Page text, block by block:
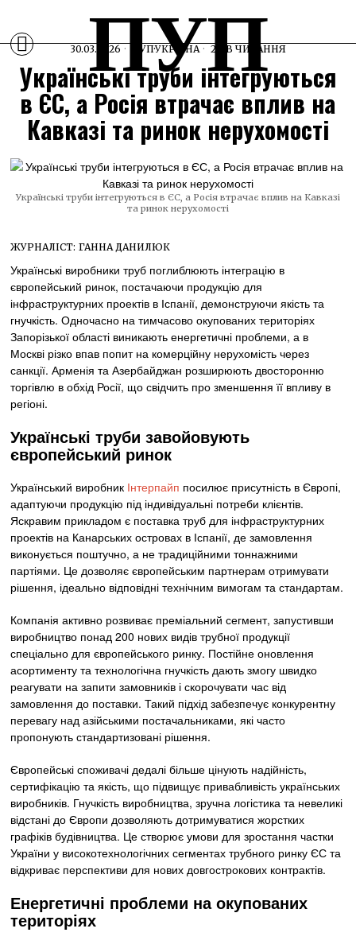
ПУП
30.03.2026 ПУП·УКРАЇНА 2 ХВ ЧИТАННЯ
Українські труби інтегруються
в ЄС, а Росія втрачає вплив на
Кавказі та ринок нерухомості
Українські труби інтегруються в ЄС, а Росія втрачає вплив на Кавказі
та ринок нерухомості
ЖУРНАЛІСТ: ГАННА ДАНИЛЮК
Українські виробники труб поглиблюють інтеграцію в
європейський ринок, постачаючи продукцію для
інфраструктурних проектів в Іспанії, демонструючи якість та
гнучкість. Одночасно на тимчасово окупованих територіях
Запорізької області виникають енергетичні проблеми, а в
Москві різко впав попит на комерційну нерухомість через
санкції. Арменія та Азербайджан розширюють двосторонню
торгівлю в обхід Росії, що свідчить про зменшення її впливу в
регіоні.
Українські труби завойовують
європейський ринок
Український виробник Інтерпайп посилює присутність в Європі,
адаптуючи продукцію під індивідуальні потреби клієнтів.
Яскравим прикладом є поставка труб для інфраструктурних
проектів на Канарських островах в Іспанії, де замовлення
виконується поштучно, а не традиційними тоннажними
партіями. Це дозволяє європейським партнерам отримувати
рішення, ідеально відповідні технічним вимогам та стандартам.
Компанія активно розвиває преміальний сегмент, запустивши
виробництво понад 200 нових видів трубної продукції
спеціально для європейського ринку. Постійне оновлення
асортименту та технологічна гнучкість дають змогу швидко
реагувати на запити замовників і скорочувати час від
замовлення до поставки. Такий підхід забезпечує конкурентну
перевагу над азійськими постачальниками, які часто
пропонують стандартизовані рішення.
Європейські споживачі дедалі більше цінують надійність,
сертифікацію та якість, що підвищує привабливість українських
виробників. Гнучкість виробництва, зручна логістика та невеликі
відстані до Європи дозволяють дотримуватися жорстких
графіків будівництва. Це створює умови для зростання частки
України у високотехнологічних сегментах трубного ринку ЄС та
відкриває перспективи для нових довгострокових контрактів.
Енергетичні проблеми на окупованих
територіях